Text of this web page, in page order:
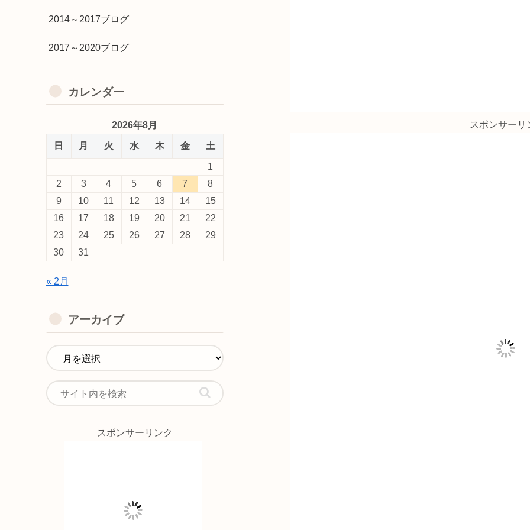
スポンサーリ
2014～2017ブログ
2017～2020ブログ
カレンダー
2026年8月
日 月 火 水 木 金 土
1
2
3 4 5 6 7
8
9
10 11 12 13 14
15
16
17 18 19 20 21
22
23
24 25 26 27 28
29
30
31
« 2月
アーカイブ
スポンサーリンク